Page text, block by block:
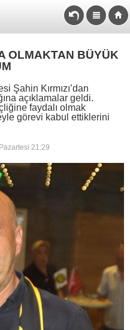
OLMAKTAN BÜYÜK
Şahin Kırmızı’dan
açıklamalar geldi.
faydalı olmak
görevi kabul ettiklerini
21:29